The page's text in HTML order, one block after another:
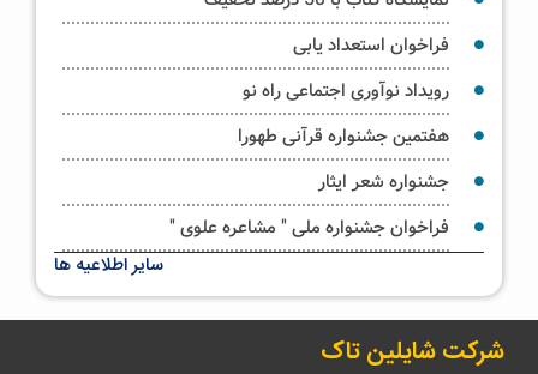
فراخوان استعداد یابی
رویداد نوآوری اجتماعی راه نو
هفتمین جشنواره قرآنی طهورا
جشنواره شعر ایثار
فراخوان جشنواره ملی " مشاعره علوی "
سایر اطلاعیه ها
شرکت شایلین تاک